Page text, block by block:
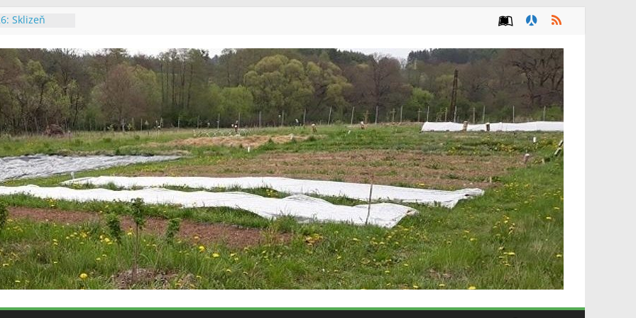
Údržba
Výsadba
Údržba
výsadba
Poslední
Sklizeň